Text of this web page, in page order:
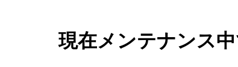
現在メンテナンス中